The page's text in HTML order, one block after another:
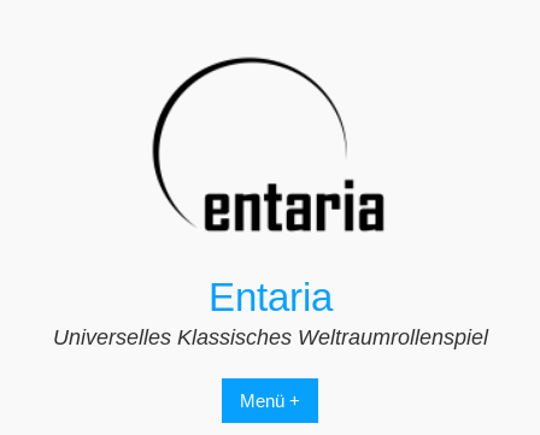
Entaria
Universelles Klassisches Weltraumrollenspiel
Menü +